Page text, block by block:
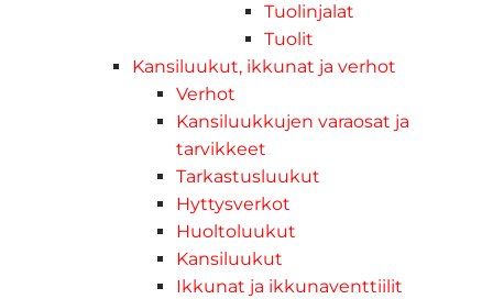
Tuolinjalat
Tuolit
Kansiluukut, ikkunat ja verhot
Verhot
Kansiluukkujen varaosat ja
tarvikkeet
Tarkastusluukut
Hyttysverkot
Huoltoluukut
Kansiluukut
Ikkunat ja ikkunaventtiilit